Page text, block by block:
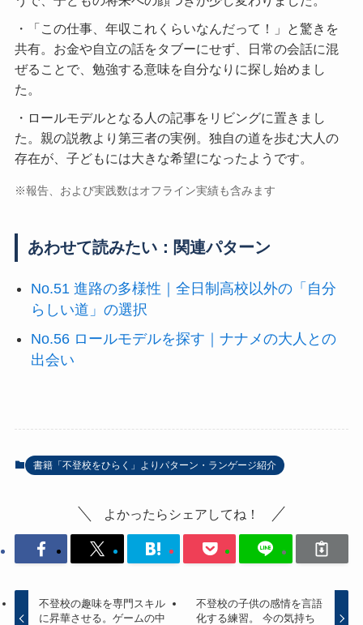
・「この仕事、年収これくらいなんだって！」と驚きを
共有。お金や自立の話をタブーにせず、日常の会話に混
ぜることで、勉強する意味を自分なりに探し始めまし
た。
・ロールモデルとなる人の記事をリビングに置きまし
た。親の説教より第三者の実例。独自の道を歩む大人の
存在が、子どもには大きな希望になったようです。
※報告、および実践数はオフライン実績も含みます
あわせて読みたい：関連パターン
No.51 進路の多様性｜全日制高校以外の「自分
らしい道」の選択
No.56 ロールモデルを探す｜ナナメの大人との
出会い
書籍「不登校をひらく」よりパターン・ランゲージ紹介
よかったらシェアしてね！
不登校の趣味を専門スキル
に昇華させる。ゲームの中
不登校の子供の感情を言語
化する練習。 今の気持ち